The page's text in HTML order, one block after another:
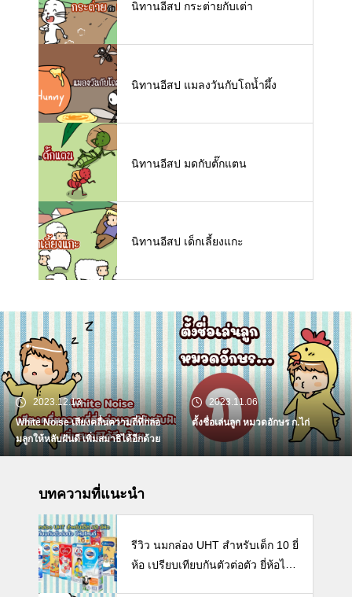
นิทานอีสป กระต่ายกับเต่า
นิทานอีสป แมลงวันกับโถน้ำผึ้ง
นิทานอีสป มดกับตั๊กแตน
นิทานอีสป เด็กเลี้ยงแกะ
2023.12.13
White Noise เสียงคลื่นความถี่ที่กล่อ
มลูกให้หลับฝันดี เพิ่มสมาธิได้อีกด้วย
2023.11.06
ตั้งชื่อเล่นลูก หมวดอักษร ก.ไก่
บทความที่แนะนำ
รีวิว นมกล่อง UHT สำหรับเด็ก 10 ยี่
ห้อ เปรียบเทียบกันตัวต่อตัว ยี่ห้อไห